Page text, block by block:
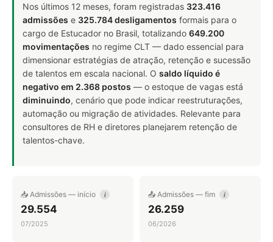
Nos últimos 12 meses, foram registradas 323.416
admissões e 325.784 desligamentos formais para o
cargo de Estucador no Brasil, totalizando 649.200
movimentações no regime CLT — dado essencial para
dimensionar estratégias de atração, retenção e sucessão
de talentos em escala nacional. O saldo líquido é
negativo em 2.368 postos — o estoque de vagas está
diminuindo, cenário que pode indicar reestruturações,
automação ou migração de atividades. Relevante para
consultores de RH e diretores planejarem retenção de
talentos-chave.
📥 Admissões — início i
29.554
07/2025
📤 Admissões — fim i
26.259
06/2026